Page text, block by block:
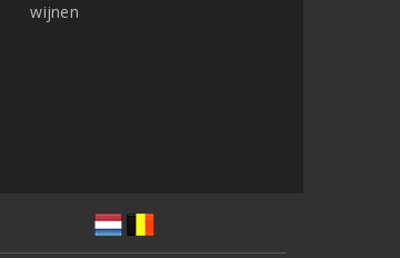
wijnen